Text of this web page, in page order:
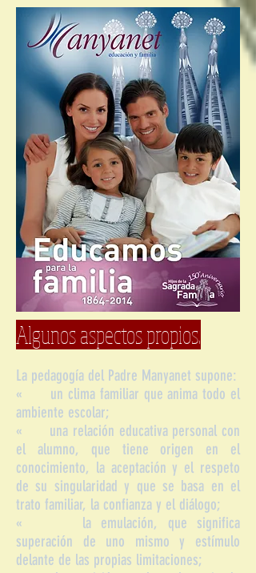
Algunos aspectos propios.
La pedagogía del Padre Manyanet supone:
« un clima familiar que anima todo el
ambiente escolar;
« una relación educativa personal con
el alumno, que tiene origen en el
conocimiento, la aceptación y el respeto
de su singularidad y que se basa en el
trato familiar, la confianza y el diálogo;
« la emulación, que significa
superación de uno mismo y estímulo
delante de las propias limitaciones;